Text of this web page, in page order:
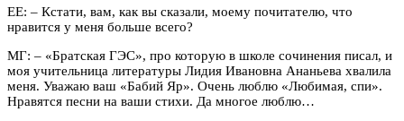
ЕЕ: – Кстати, вам, как вы сказали, моему почитателю, что
нравится у меня больше всего?
МГ: – «Братская ГЭС», про которую в школе сочинения писал, и
моя учительница литературы Лидия Ивановна Ананьева хвалила
меня. Уважаю ваш «Бабий Яр». Очень люблю «Любимая, спи».
Нравятся песни на ваши стихи. Да многое люблю…